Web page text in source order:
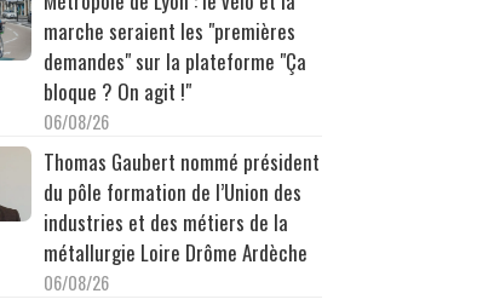
marche seraient les "premières
demandes" sur la plateforme "Ça
bloque ? On agit !"
06/08/26
Thomas Gaubert nommé président
du pôle formation de l’Union des
industries et des métiers de la
métallurgie Loire Drôme Ardèche
06/08/26